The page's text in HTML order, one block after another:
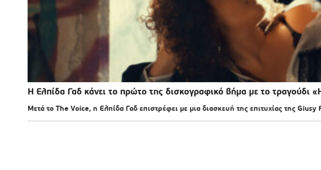
Η Ελπίδα Γαδ κάνει το πρώτο της δισκογραφικό βήμα με το τραγούδι
Μετά το The Voice, η Ελπίδα Γαδ επιστρέφει με μια διασκευή της επιτυχίας της